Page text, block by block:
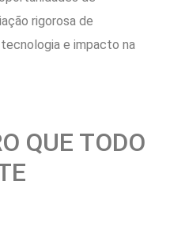
rigorosa de
e impacto na
QUE TODO